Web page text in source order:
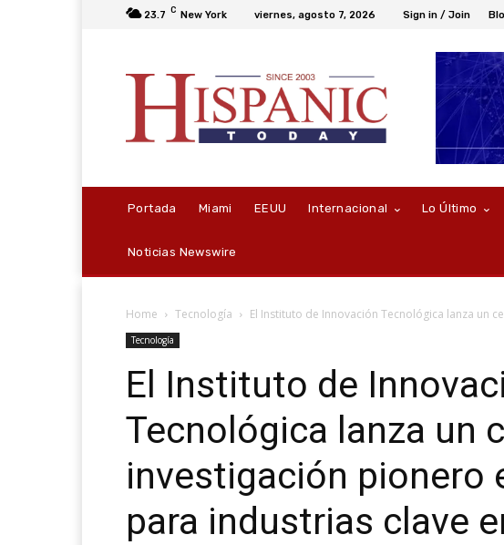
23.7 C New York viernes, agosto 7, 2026 Sign in / Join
Portada Miami EEUU Internacional Lo Último
Noticias Newswire
Home Tecnología El Instituto de Innovación Tecnológica lanza un
Tecnología
El Instituto de
Tecnológica lanza un
investigación pionero
para industrias clave